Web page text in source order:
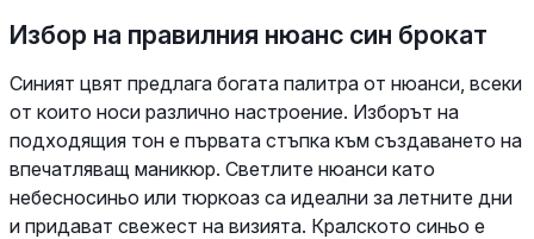
Избор на правилния нюанс син брокат
Синият цвят предлага богата палитра от нюанси, всеки
от които носи различно настроение. Изборът на
подходящия тон е първата стъпка към създаването на
впечатляващ маникюр. Светлите нюанси като
небесносиньо или тюркоаз са идеални за летните дни
и придават свежест на визията. Кралското синьо е